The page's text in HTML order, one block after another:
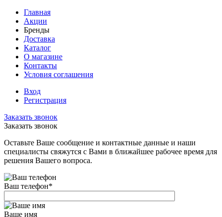
Главная
Акции
Бренды
Доставка
Каталог
О магазине
Контакты
Условия соглашения
Вход
Регистрация
Заказать звонок
Заказать звонок
Оставьте Ваше сообщение и контактные данные и наши
специалисты свяжутся с Вами в ближайшее рабочее время для
решения Вашего вопроса.
Ваш телефон*
Ваше имя